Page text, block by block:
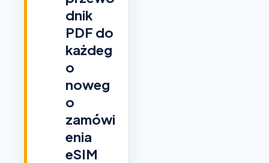
dnik
PDF do
każdeg
o
noweg
o
zamówi
enia
eSIM